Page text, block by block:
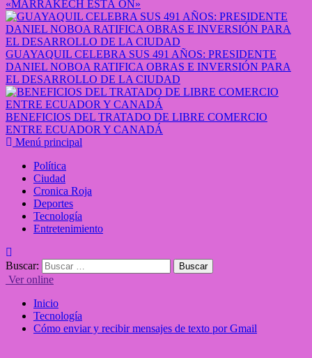
«MARRAKECH ESTÁ ON»
GUAYAQUIL CELEBRA SUS 491 AÑOS: PRESIDENTE
DANIEL NOBOA RATIFICA OBRAS E INVERSIÓN PARA
EL DESARROLLO DE LA CIUDAD
BENEFICIOS DEL TRATADO DE LIBRE COMERCIO
ENTRE ECUADOR Y CANADÁ
Menú principal
Política
Ciudad
Cronica Roja
Deportes
Tecnología
Entretenimiento
Buscar:
Ver online
Inicio
Tecnología
Cómo enviar y recibir mensajes de texto por Gmail